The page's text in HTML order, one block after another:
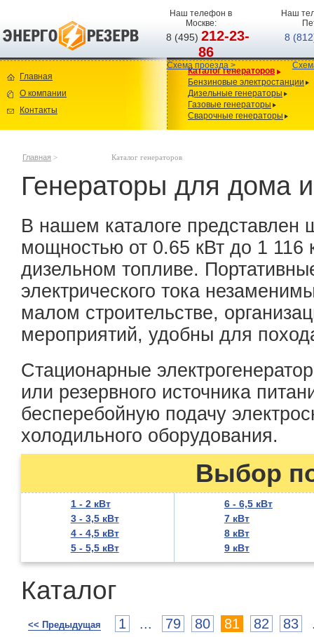
Наш телефон в
Москве:
8 (495)212-23-
86
Схема проезда >
Наш
8
Главная
О компании
Контакты
Каталог генераторов
Бензиновые электростанции
Дизельные генераторы
Газовые генераторы
Сварочные генераторы
Главная > Каталог генераторов
Генераторы для дома
В нашем каталоге представлен
мощностью от 0.65 кВт до 1 116
дизельном топливе.
электрического тока
малом строительстве,
мероприятий, удобны для
Стационарные
или резервного источника
бесперебойную подачу
холодильного оборудования.
Выбор
1 - 2 кВт
3 - 3,5 кВт
4 - 4,5 кВт
5 - 5,5 кВт
6 - 6,5 кВт
7 кВт
8 кВт
9 кВт
Каталог
<< Предыдущая 1 ... 79 80 81 82 83